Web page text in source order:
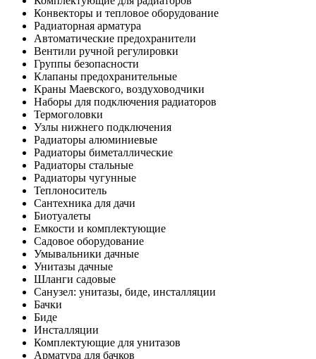
Конвекторы и тепловое оборудование
Радиаторная арматура
Автоматические предохранители
Вентили ручной регулировки
Группы безопасности
Клапаны предохранительные
Краны Маевского, воздуховодчики
Наборы для подключения радиаторов
Термоголовки
Узлы нижнего подключения
Радиаторы алюминиевые
Радиаторы биметаллические
Радиаторы стальные
Радиаторы чугунные
Теплоноситель
Сантехника для дачи
Биотуалеты
Емкости и комплектующие
Садовое оборудование
Умывальники дачные
Унитазы дачные
Шланги садовые
Санузел: унитазы, биде, инсталляции
Бачки
Биде
Инсталляции
Комплектующие для унитазов
Арматура для бачков